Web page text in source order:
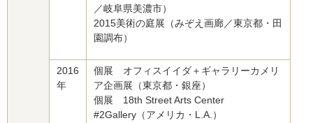
／岐阜県美濃市）
2015美術の庭展（みぞえ画廊／東京都・田
園調布）
2016
年
個展 オフィスイイダ＋ギャラリーカメリ
ア企画展（東京都・銀座）
個展 18th Street Arts Center
#2Gallery（アメリカ・L.A.）